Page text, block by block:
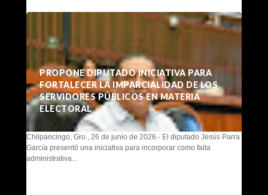
PROPONE DIPUTADO INICIATIVA PARA
FORTALECER LA IMPARCIALIDAD DE LOS
SERVIDORES PÚBLICOS EN MATERIA
ELECTORAL
Chilpancingo, Gro., 26 de junio de 2026.- El diputado Jesús Parra
García presentó una iniciativa para incorporar como falta
administrativa...